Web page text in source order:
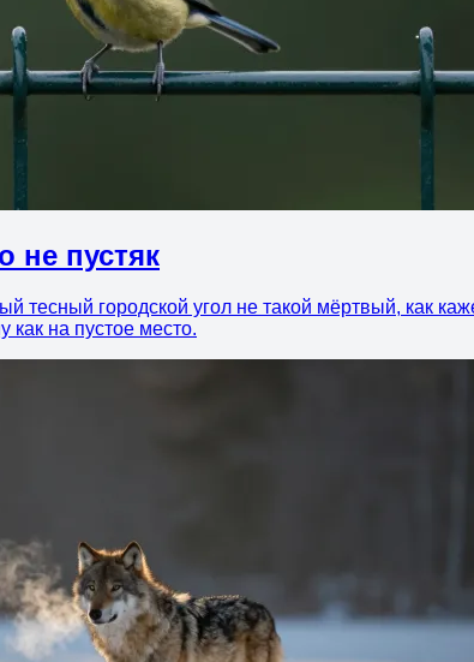
не пустяк
тесный городской угол не такой мёртвый, как
как на пустое место.